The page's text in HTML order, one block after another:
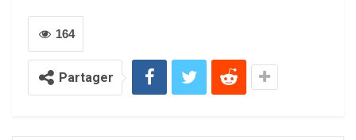
164
Partager